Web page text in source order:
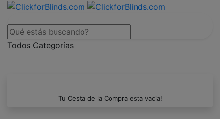
Todos Categorías
Tu Cesta de la Compra esta vacia!